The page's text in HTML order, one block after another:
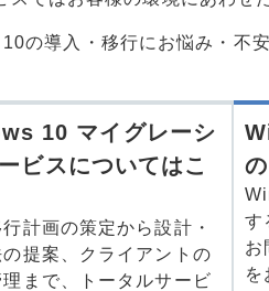
の導入・移行にお悩み・不
10 マイグレーシ
ビスについてはこ
計画の策定から設計・
の提案、クライアントの
まで、トータルサービ
す
お
を